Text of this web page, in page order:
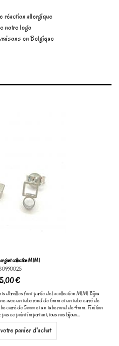
réaction allergique
notre logo
en Belgique
argent collection MIMI
€
d'oreilles font partie de la collection MIMI Bijou
avec un tube rond de 6mm et un tube carré de
carré de 5mm et un tube rond de 4mm. Finition
ce point important, tous nos bijoux...
panier d'achat